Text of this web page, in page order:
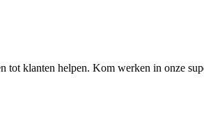
tot klanten helpen. Kom werken in onze